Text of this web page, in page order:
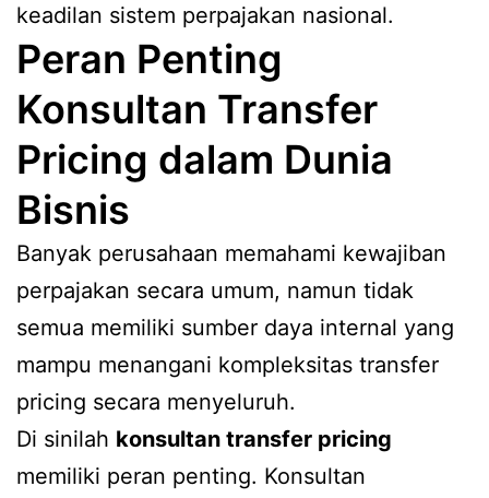
keadilan sistem perpajakan nasional.
Peran Penting
Konsultan Transfer
Pricing dalam Dunia
Bisnis
Banyak perusahaan memahami kewajiban
perpajakan secara umum, namun tidak
semua memiliki sumber daya internal yang
mampu menangani kompleksitas transfer
pricing secara menyeluruh.
Di sinilah konsultan transfer pricing
memiliki peran penting. Konsultan